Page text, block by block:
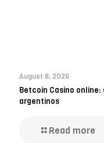
August 8, 2026
Betcoin Casino
argentinos
Read more